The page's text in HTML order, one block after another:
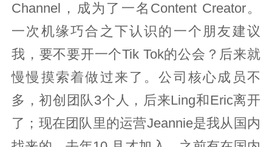
Channel，成为了一名Content Creator。
一次机缘巧合之下认识的一个朋友建议
我，要不要开一个Tik Tok的公会？后来就
慢慢摸索着做过来了。公司核心成员不
多，初创团队3个人，后来Ling和Eric离开
了；现在团队里的运营Jeannie是我从国内